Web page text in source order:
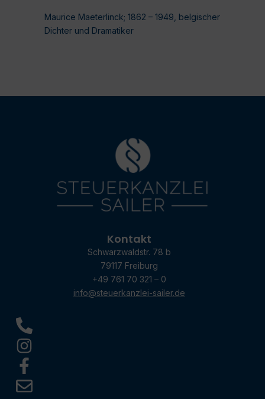
Maurice Maeterlinck; 1862 – 1949, belgischer
Dichter und Dramatiker
Kontakt
Schwarzwaldstr. 78 b
79117 Freiburg
+49 761 70 321 – 0
info@steuerkanzlei-sailer.de